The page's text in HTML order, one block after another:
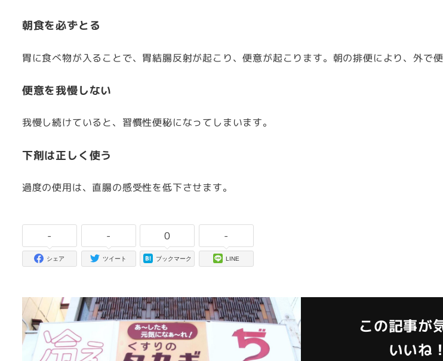
朝食を必ずとる
胃に食べ物が入ることで、胃結腸反射が起こり、便意が起こります。朝の排便により、外で
便意を我慢しない
我慢し続けていると、習慣性便秘になってしまいます。
下剤は正しく使う
過度の使用は、直腸の感受性を低下させます。
-
シェア
-
ツイート
0
ブックマーク
-
LINE
この記事が
いいね